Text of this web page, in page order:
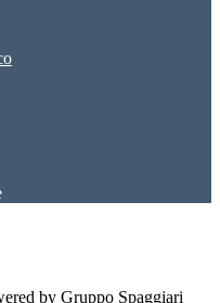
by Gruppo Spaggiari